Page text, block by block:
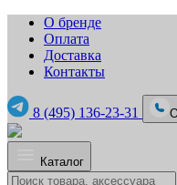
О бренде
Оплата
Доставка
Контакты
8 (495) 136-23-31
Каталог